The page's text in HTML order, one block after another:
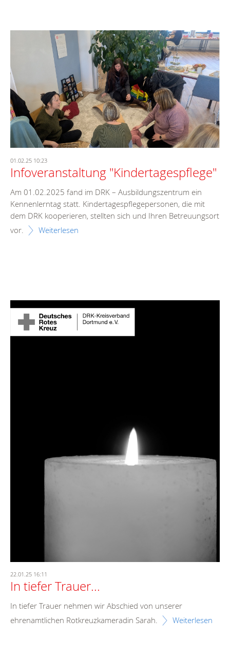
01.02.25 10:23
Infoveranstaltung "Kindertagespflege"
Am 01.02.2025 fand im DRK – Ausbildungszentrum ein
Kennenlerntag statt. Kindertagespflegepersonen, die mit
dem DRK kooperieren, stellten sich und Ihren Betreuungsort
vor.
Weiterlesen
22.01.25 16:11
In tiefer Trauer...
In tiefer Trauer nehmen wir Abschied von unserer
ehrenamtlichen Rotkreuzkameradin Sarah.
Weiterlesen